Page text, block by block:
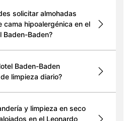
solicitar almohadas
cama hipoalergénica en el
Baden-Baden?
Baden-Baden
limpieza diario?
y limpieza en seco
en el Leonardo